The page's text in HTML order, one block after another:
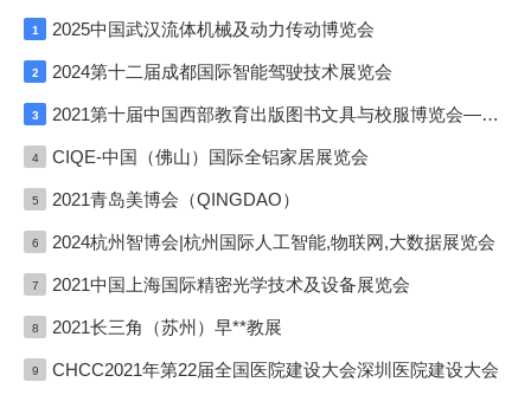
1 2025中国武汉流体机械及动力传动博览会
2 2024第十二届成都国际智能驾驶技术展览会
3 2021第十届中国西部教育出版图书文具与校服博览会—成渝双城展
4 CIQE-中国（佛山）国际全铝家居展览会
5 2021青岛美博会（QINGDAO）
6 2024杭州智博会|杭州国际人工智能,物联网,大数据展览会
7 2021中国上海国际精密光学技术及设备展览会
8 2021长三角（苏州）早**教展
9 CHCC2021年第22届全国医院建设大会深圳医院建设大会